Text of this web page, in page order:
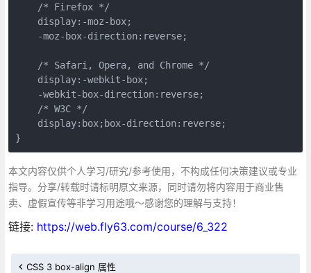
    /* Firefox */
    display:-moz-box;
    -moz-box-direction:reverse;
    /* Safari, Opera, and Chrome */
    display:-webkit-box;
    -webkit-box-direction:reverse;
    /* W3C */
    display:box;box-direction:reverse;
}
本文内容仅供个人学习/研究/参考使用，不构成任何决策建议或专业
指导。分享/转载时请标明原文来源，同时请勿将内容用于商业售
卖、虚假宣传等非学习用途哦～感谢您的理解与支持！
链接: https://web.fly63.com/course/6_322
CSS 3 box-align 属性